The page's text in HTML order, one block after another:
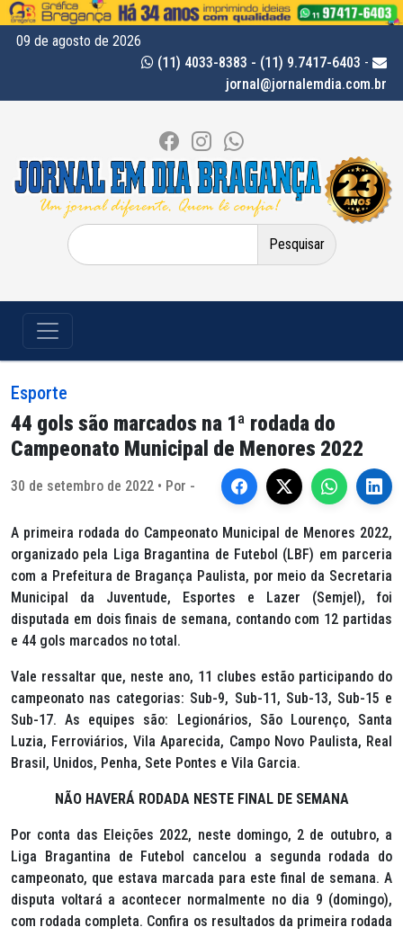
09 de agosto de 2026
(11) 4033-8383 - (11) 9.7417-6403 -
jornal@jornalemdia.com.br
Pesquisar
por:
Esporte
44 gols são marcados na 1ª rodada do
Campeonato Municipal de Menores 2022
30 de setembro de 2022 • Por -
A primeira rodada do Campeonato Municipal de Menores 2022,
organizado pela Liga Bragantina de Futebol (LBF) em parceria
com a Prefeitura de Bragança Paulista, por meio da Secretaria
Municipal da Juventude, Esportes e Lazer (Semjel), foi
disputada em dois finais de semana, contando com 12 partidas
e 44 gols marcados no total.
Vale ressaltar que, neste ano, 11 clubes estão participando do
campeonato nas categorias: Sub-9, Sub-11, Sub-13, Sub-15 e
Sub-17. As equipes são: Legionários, São Lourenço, Santa
Luzia, Ferroviários, Vila Aparecida, Campo Novo Paulista, Real
Brasil, Unidos, Penha, Sete Pontes e Vila Garcia.
NÃO HAVERÁ RODADA NESTE FINAL DE SEMANA
Por conta das Eleições 2022, neste domingo, 2 de outubro, a
Liga Bragantina de Futebol cancelou a segunda rodada do
campeonato, que estava marcada para este final de semana. A
disputa voltará a acontecer normalmente no dia 9 (domingo),
com rodada completa. Confira os resultados da primeira rodada